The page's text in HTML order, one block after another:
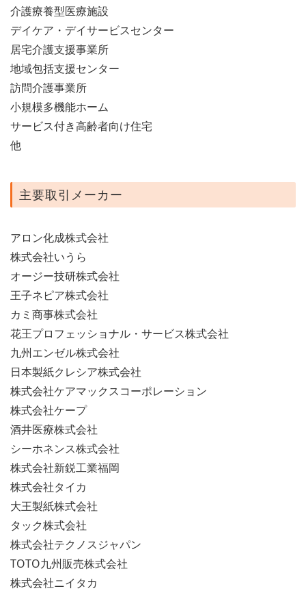
介護療養型医療施設
デイケア・デイサービスセンター
居宅介護支援事業所
地域包括支援センター
訪問介護事業所
小規模多機能ホーム
サービス付き高齢者向け住宅
他
主要取引メーカー
アロン化成株式会社
株式会社いうら
オージー技研株式会社
王子ネピア株式会社
カミ商事株式会社
花王プロフェッショナル・サービス株式会社
九州エンゼル株式会社
日本製紙クレシア株式会社
株式会社ケアマックスコーポレーション
株式会社ケープ
酒井医療株式会社
シーホネンス株式会社
株式会社新鋭工業福岡
株式会社タイカ
大王製紙株式会社
タック株式会社
株式会社テクノスジャパン
TOTO九州販売株式会社
株式会社ニイタカ